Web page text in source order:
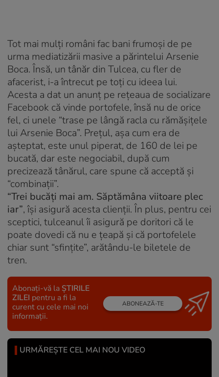
Tot mai mulţi români fac bani frumoşi de pe
urma mediatizării masive a părintelui Arsenie
Boca. Însă, un tânăr din Tulcea, cu fler de
afacerist, i-a întrecut pe toţi cu ideea lui.
Acesta a dat un anunţ pe reţeaua de socializare
Facebook că vinde portofele, însă nu de orice
fel, ci unele “trase pe lângă racla cu rămăşiţele
lui Arsenie Boca”. Preţul, aşa cum era de
aşteptat, este unul piperat, de 160 de lei pe
bucată, dar este negociabil, după cum
precizează tânărul, care spune că acceptă şi
“combinaţii”.
“Trei bucăţi mai am. Săptămâna viitoare plec
iar”, îşi asigură acesta clienţii. În plus, pentru cei
sceptici, tulceanul îi asigură pe doritori că le
poate dovedi că nu e ţeapă şi că portofelele
chiar sunt “sfinţite”, arătându-le biletele de
tren.
Abonați-vă la ȘTIRILE
ZILEI pentru a fi la
curent cu cele mai noi
informații.
ABONEAZĂ-TE
URMĂREȘTE CEL MAI NOU VIDEO